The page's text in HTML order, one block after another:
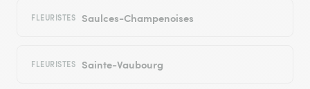
FLEURISTES Saulces-Champenoises
FLEURISTES Sainte-Vaubourg